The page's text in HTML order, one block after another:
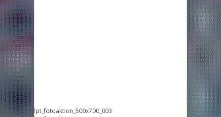
lpt_fotoaktion_500x700_003